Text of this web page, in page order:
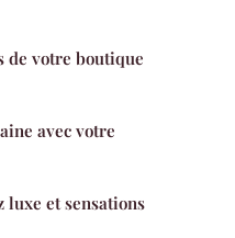
de votre boutique
avec votre
luxe et sensations